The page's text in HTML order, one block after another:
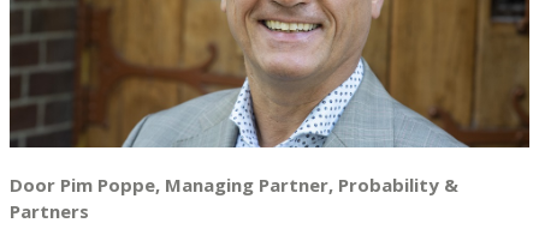
Door Pim Poppe, Managing Partner, Probability &
Partners